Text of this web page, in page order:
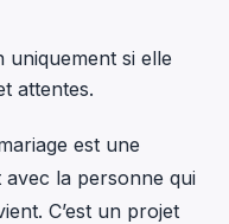
uniquement si elle
attentes.
est une
la personne qui
C’est un projet